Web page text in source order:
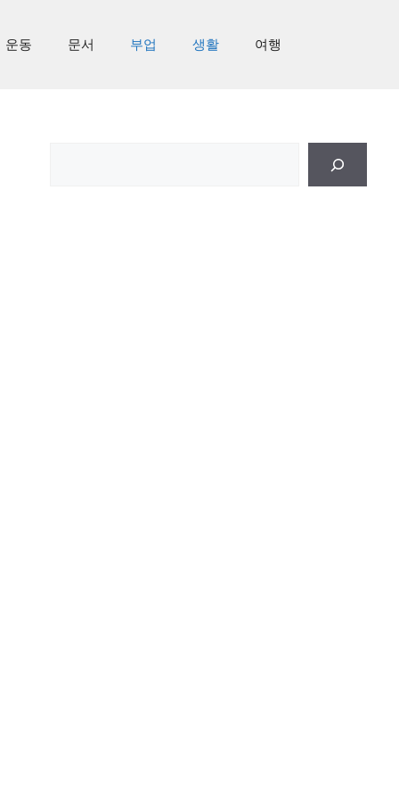
운동 문서 부업 생활 여행